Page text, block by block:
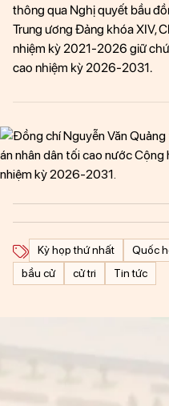
TIN TỨC
ĐỐI THOẠI CHÍNH SÁCH
HỎI/ĐÁP
thông qua Nghị quyết bầu
Trung ương Đảng khóa XIV,
nhiệm kỳ 2021-2026 giữ
cao nhiệm kỳ 2026-2031.
Kỳ họp thứ nhất Quốc
bầu cử
cử tri Tin tức